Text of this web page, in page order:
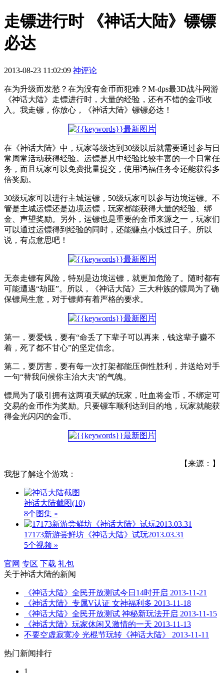
走镖进行时 《神话大陆》镖镖
必达
2013-08-23 11:02:09 神评论
在为升级而发愁？在为没有金币而犯难？M-dps最3D战斗网游
《神话大陆》走镖进行时，大量的经验，还有不错的金币收
入。我走镖，你放心，《神话大陆》镖镖必达！
在《神话大陆》中，玩家等级达到30级以后就需要通过参与日
常周常活动获得经验。运镖是其中经验比较丰富的一个日常任
务，而且玩家可以免费批量提交，使用鸿福任务令还能获得多
倍奖励。
30级玩家可以进行主城运镖，50级玩家可以参与边境运镖。不
管是主城运镖还是边境运镖，玩家都能获得大量的经验、绑
金、声望奖励。另外，运镖也是重要的金币来源之一，玩家们
可以通过运镖得到经验的同时，还能赚点小钱过日子。所以
说，有点意思吧！
无奈走镖有风险，特别是边境运镖，就更加危险了。随时都有
可能遭遇“劫匪”。所以，《神话大陆》三大种族的镖局为了确
保镖局生意，对于镖师有着严格的要求。
第一，要爱钱，要有“命丢了下辈子可以再来，钱这辈子赚不
着，死了都不甘心”的坚定信念。
第二，要厉害，要有每一次打架都能压倒性胜利，并送给对手
一句“替我问候你主治大夫”的气魄。
镖局为了吸引拥有这两项天赋的玩家，吐血将金币，不绑定可
交易的金币作为奖励。只要镖车顺利达到目的地，玩家就能获
得金光闪闪的金币。
【来源：】
我想了解这个游戏：
神话大陆截图(10)
8个图集 »
17173新游尝鲜坊《神话大陆》试玩2013.03.31
5个视频 »
官网 专区 下载 礼包
关于神话大陆的新闻
《神话大陆》全民开放测试今日14时开启 2013-11-21
《神话大陆》专属V认证 女神福利多 2013-11-18
《神话大陆》全民开放测试 神秘新玩法开启 2013-11-15
《神话大陆》玩家休闲又激情的一天 2013-11-13
不要空虚寂寞冷 光棍节玩转《神话大陆》
2013-11-11
热门新闻排行
1